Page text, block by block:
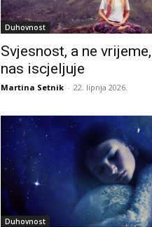
Duhovnost
Svjesnost, a ne
nas iscjeljuje
Martina Setnik - 22. lipnja 2026.
Duhovnost